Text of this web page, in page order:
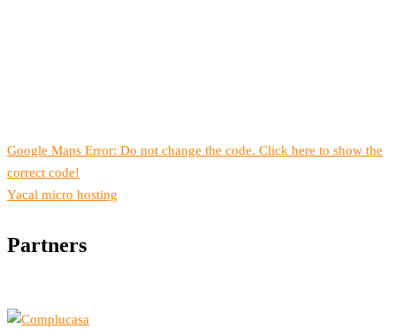
Google Maps Error: Do not change the code. Click here to show the
correct code!
Yacal micro hosting
Partners